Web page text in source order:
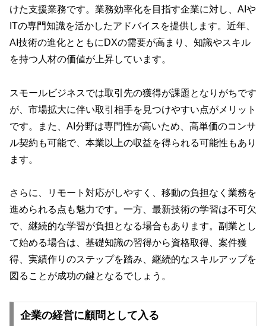
けた支援業務です。業務効率化を目指す企業に対し、AIや
ITの専門知識を活かしたアドバイスを提供します。近年、
AI技術の進化とともにDXの需要が高まり、知識やスキル
を持つ人材の価値が上昇しています。
スモールビジネスでは取引先の獲得が課題となりがちです
が、市場拡大に伴い取引相手を見つけやすい点がメリット
です。また、AI分野は専門性が高いため、高単価のコンサ
ル契約も可能で、本業以上の収益を得られる可能性もあり
ます。
さらに、リモート対応がしやすく、移動の負担なく業務を
進められる点も魅力です。一方、最新技術の学習は不可欠
で、継続的な学習が負担となる場合もあります。副業とし
て始める場合は、基礎知識の習得から資格取得、案件獲
得、実績作りのステップを踏み、継続的なスキルアップを
図ることが成功の鍵となるでしょう。
企業の経営に顧問として入る